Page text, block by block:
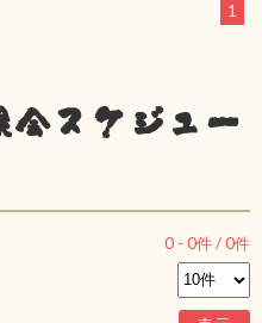
1
会スケジュー
0 - 0件 /0件